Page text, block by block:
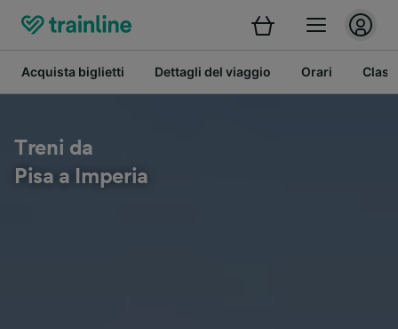
Acquista biglietti Dettagli del viaggio Orari
Treni da
Pisa a Imperia